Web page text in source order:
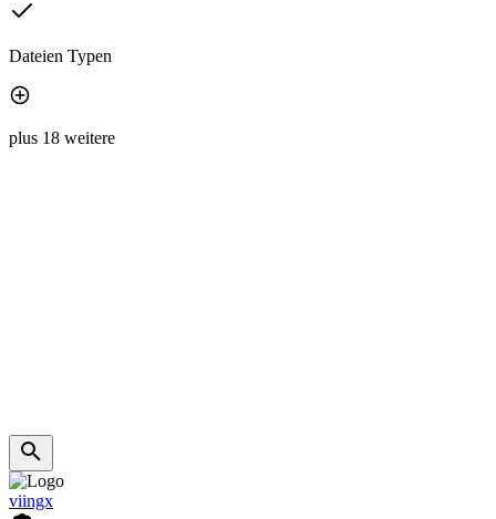
Dateien Typen
plus 18 weitere
viingx